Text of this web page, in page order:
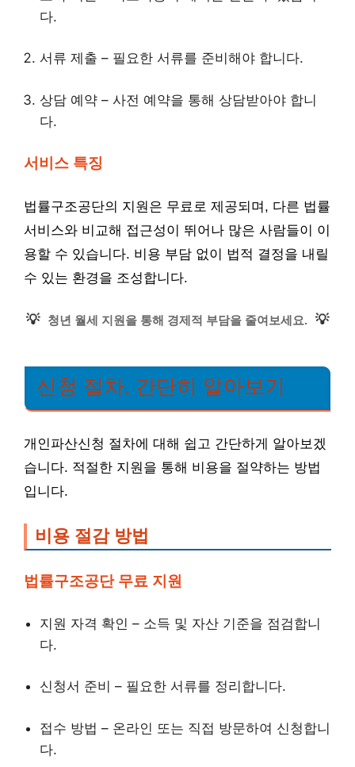
다.
서류 제출 – 필요한 서류를 준비해야 합니다.
상담 예약 – 사전 예약을 통해 상담받아야 합니
다.
서비스 특징
법률구조공단의 지원은 무료로 제공되며, 다른 법률
서비스와 비교해 접근성이 뛰어나 많은 사람들이 이
용할 수 있습니다. 비용 부담 없이 법적 결정을 내릴
수 있는 환경을 조성합니다.
💡 청년 월세 지원을 통해 경제적 부담을 줄여보세요. 💡
신청 절차, 간단히 알아보기
개인파산신청 절차에 대해 쉽고 간단하게 알아보겠
습니다. 적절한 지원을 통해 비용을 절약하는 방법
입니다.
비용 절감 방법
법률구조공단 무료 지원
지원 자격 확인 – 소득 및 자산 기준을 점검합니
다.
신청서 준비 – 필요한 서류를 정리합니다.
접수 방법 – 온라인 또는 직접 방문하여 신청합니
다.